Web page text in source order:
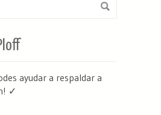
ayudar a respaldar a
! ✓